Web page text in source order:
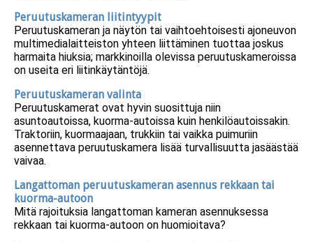
Peruutuskameran liitintyypit
Peruutuskameran ja näytön tai vaihtoehtoisesti ajoneuvon
multimedialaitteiston yhteen liittäminen tuottaa joskus
harmaita hiuksia; markkinoilla olevissa peruutuskameroissa
on useita eri liitinkäytäntöjä.
Peruutuskameran valinta
Peruutuskamerat ovat hyvin suosittuja niin
asuntoautoissa, kuorma-autoissa kuin henkilöautoissakin.
Traktoriin, kuormaajaan, trukkiin tai vaikka puimuriin
asennettava peruutuskamera lisää turvallisuutta jasäästää
vaivaa.
Langattoman peruutuskameran asennus rekkaan tai
kuorma-autoon
Mitä rajoituksia langattoman kameran asennuksessa
rekkaan tai kuorma-autoon on huomioitava?